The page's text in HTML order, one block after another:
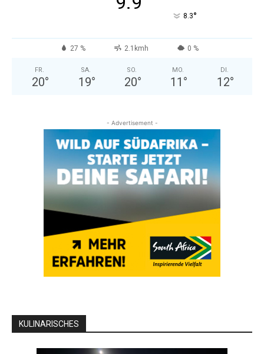
8.3°
27 % 2.1kmh 0 %
FR.
20°
SA.
19°
SO.
20°
MO.
11 °
DI.
12°
- Advertisement -
KULINARISCHES